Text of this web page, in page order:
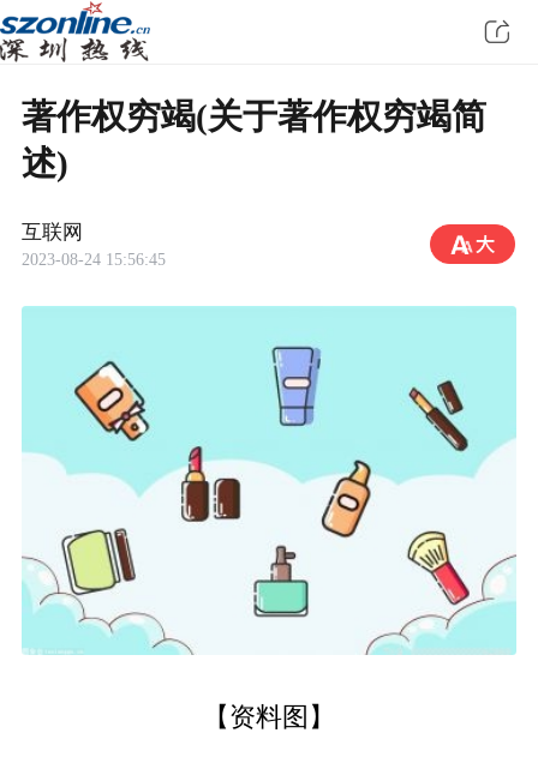
著作权穷竭(关于著作权穷竭简
述)
互联网
2023-08-24 15:56:45
【资料图】